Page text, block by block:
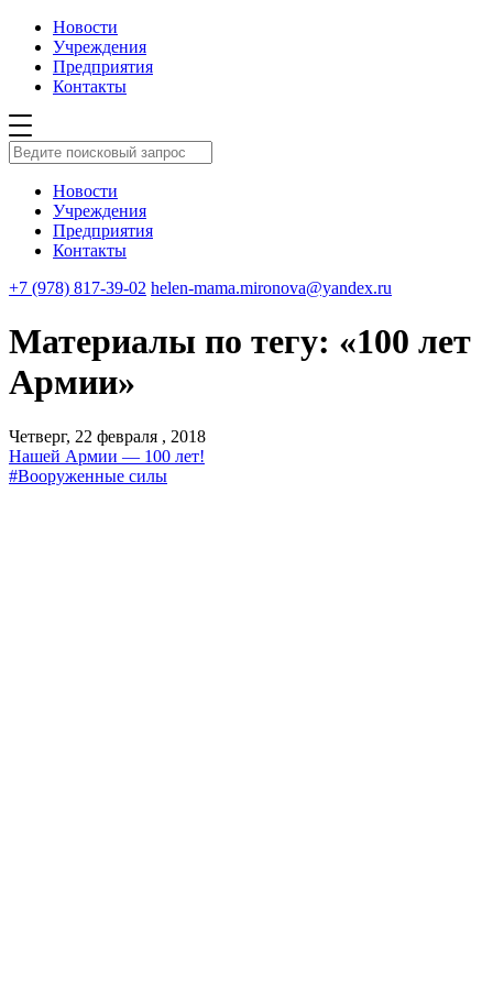
Новости
Учреждения
Предприятия
Контакты
Новости
Учреждения
Предприятия
Контакты
+7 (978) 817-39-02 helen-mama.mironova@yandex.ru
Материалы по тегу: «100 лет
Армии»
Четверг, 22 февраля , 2018
Нашей Армии — 100 лет!
#Вооруженные силы